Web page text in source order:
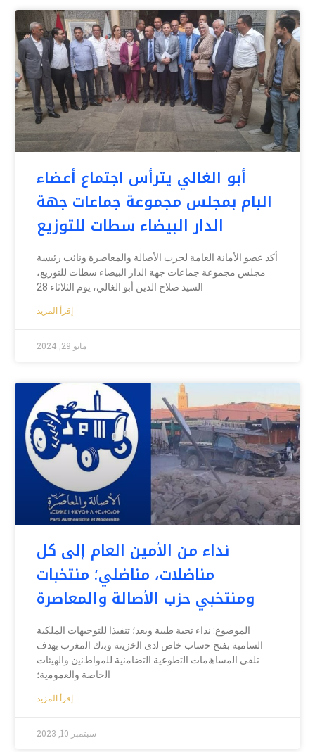
أبو الغالي يترأس اجتماع أعضاء
البام بمجلس مجموعة جماعات جهة
الدار البيضاء سطات للتوزيع
أكد عضو الأمانة العامة لحزب الأصالة والمعاصرة ونائب رئيسة
مجلس مجموعة جماعات جهة الدار البيضاء سطات للتوزيع،
السيد صلاح الدين أبو الغالي، يوم الثلاثاء 28
إقرأ المزيد
مايو 29, 2024
نداء من الأمين العام إلى كل
مناضلات، مناضلي؛ منتخبات
ومنتخبي حزب الأصالة والمعاصرة
الموضوع: نداء تحية طيبة وبعد؛ تنفيذا للتوجيهات الملكية
السامية بفتح ﺣﺳﺎب ﺧﺎص ﻟدى اﻟﺧزﯾﻧﺔ وﺑﻧك اﻟﻣﻐرب ﺑﮭدف
ﺗﻠﻘﻲ اﻟﻣﺳﺎھﻣﺎت اﻟﺗطوﻋﯾﺔ اﻟﺗﺿﺎﻣﻧﯾﺔ ﻟﻠﻣواطﻧﯾن واﻟﮭﯾﺋﺎت
اﻟﺧﺎﺻﺔ واﻟﻌﻣوﻣﯾﺔ؛
إقرأ المزيد
سبتمبر 10, 2023